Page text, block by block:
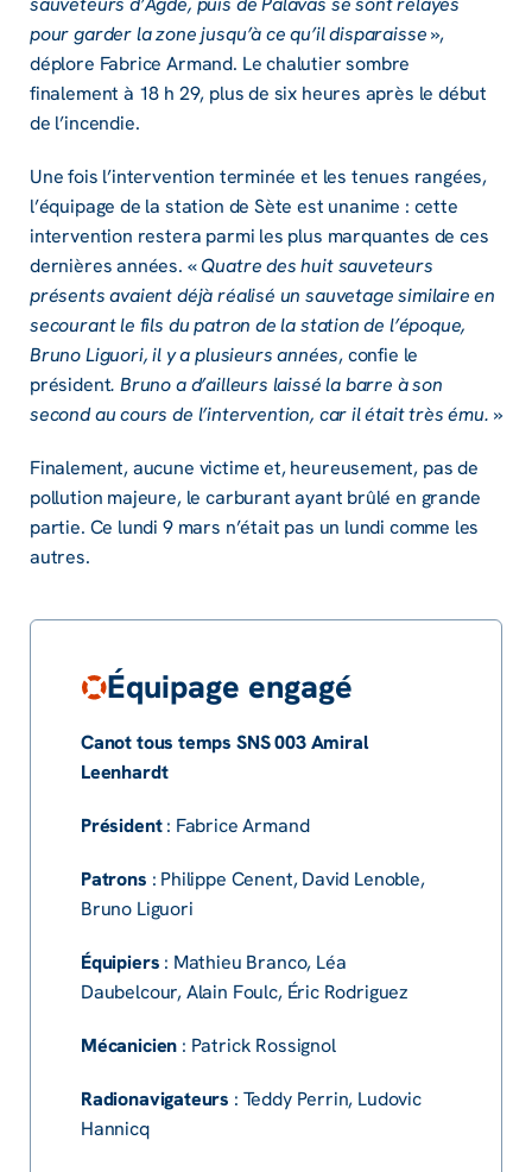
pour garder la zone jusqu’à ce qu’il disparaisse »,
déplore Fabrice Armand. Le chalutier sombre
finalement à 18 h 29, plus de six heures après le début
de l’incendie.
Une fois l’intervention terminée et les tenues rangées,
l’équipage de la station de Sète est unanime : cette
intervention restera parmi les plus marquantes de ces
dernières années. « Quatre des huit sauveteurs
présents avaient déjà réalisé un sauvetage similaire en
secourant le fils du patron de la station de l’époque,
Bruno Liguori, il y a plusieurs années, confie le
président. Bruno a d’ailleurs laissé la barre à son
second au cours de l’intervention, car il était très ému. »
Finalement, aucune victime et, heureusement, pas de
pollution majeure, le carburant ayant brûlé en grande
partie. Ce lundi 9 mars n’était pas un lundi comme les
autres.
Équipage engagé
Canot tous temps SNS 003 Amiral
Leenhardt
Président: Fabrice Armand
Patrons : Philippe Cenent, David Lenoble,
Bruno Liguori
Équipiers : Mathieu Branco, Léa
Daubelcour, Alain Foulc, Éric Rodriguez
Mécanicien : Patrick Rossignol
Radionavigateurs : Teddy Perrin, Ludovic
Hannicq